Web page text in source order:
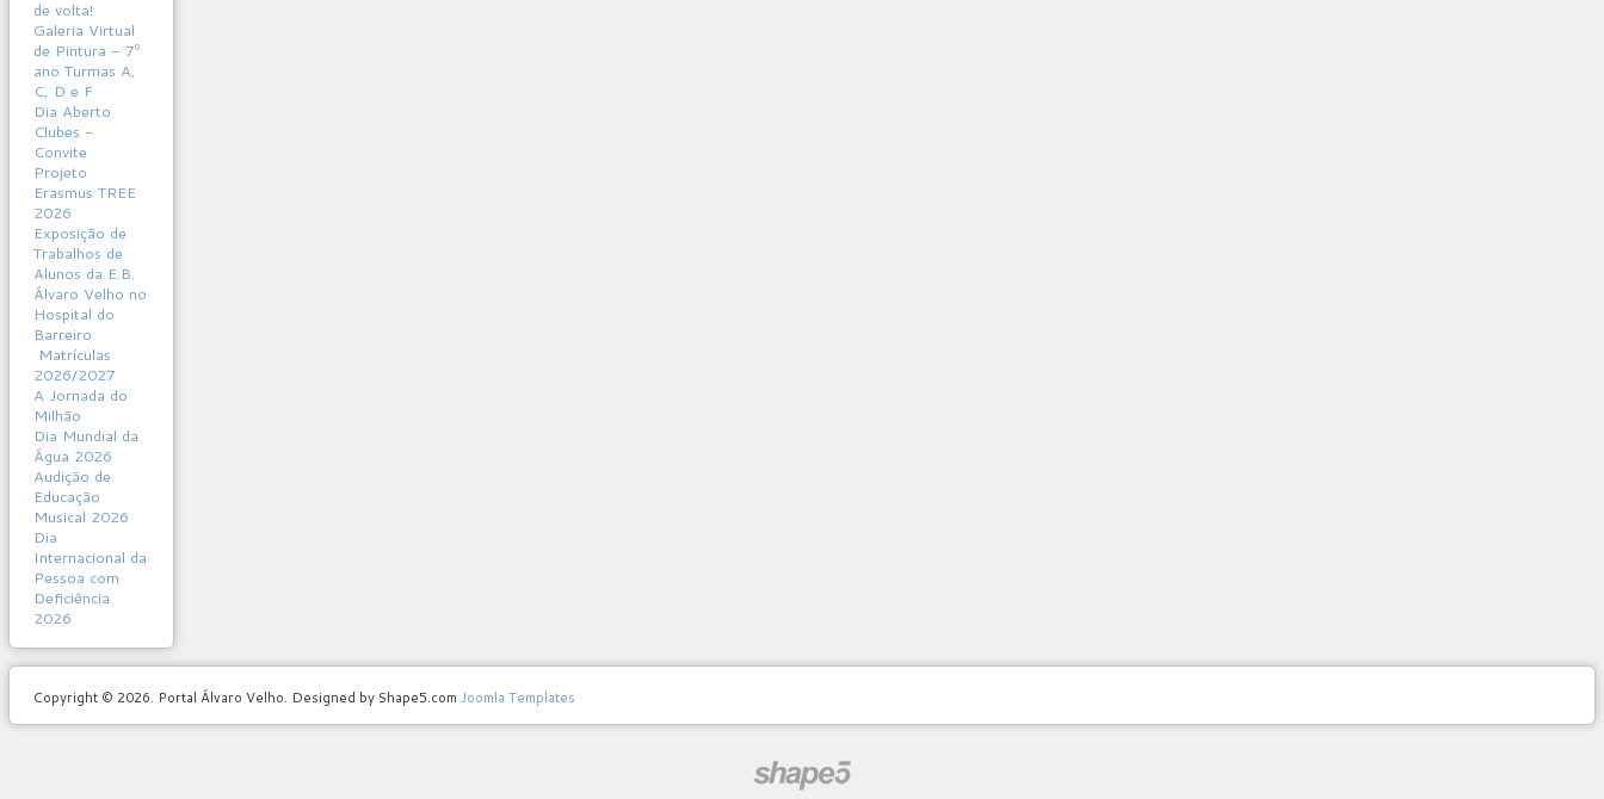
de volta!
Galeria Virtual
de Pintura - 7º
ano Turmas A,
C, D e F
Dia Aberto
Clubes -
Convite
Projeto
Erasmus TREE
2026
Exposição de
Trabalhos de
Alunos da E.B.
Álvaro Velho no
Hospital do
Barreiro
Matrículas
2026/2027
A Jornada do
Milhão
Dia Mundial da
Água 2026
Audição de
Educação
Musical 2026
Dia
Internacional da
Pessoa com
Deficiência
2026
Copyright © 2026. Portal Álvaro Velho. Designed by Shape5.com Joomla Templates